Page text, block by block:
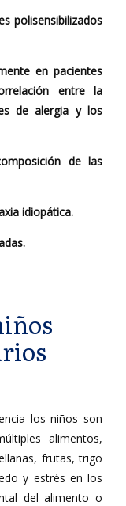
polisensibilizados
en pacientes
entre la
de alergia y los
de las
idiopática.
los niños son
alimentos,
frutas, trigo
y estrés en los
del alimento o